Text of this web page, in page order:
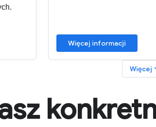
Więcej informacji
Więcej